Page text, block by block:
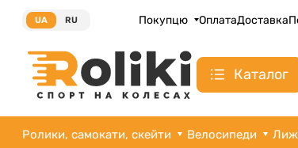
UA RU Покупцю ОплатаДоставка
Каталог
Ролики, самокати, скейти Велосипеди